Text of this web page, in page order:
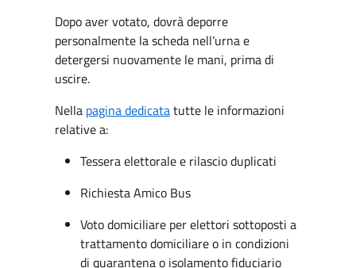
Dopo aver votato, dovrà deporre
personalmente la scheda nell’urna e
detergersi nuovamente le mani, prima di
uscire.
Nella pagina dedicatatutte le informazioni
relative a:
Tessera elettorale e rilascio duplicati
Richiesta Amico Bus
Voto domiciliare per elettori sottoposti a
trattamento domiciliare o in condizioni
di quarantena o isolamento fiduciario